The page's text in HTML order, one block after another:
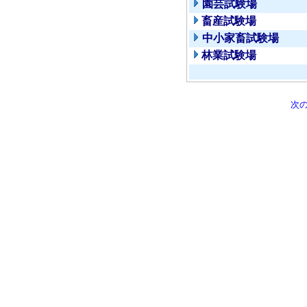
園芸試験場
畜産試験場
中小家畜試験場
林業試験場
次